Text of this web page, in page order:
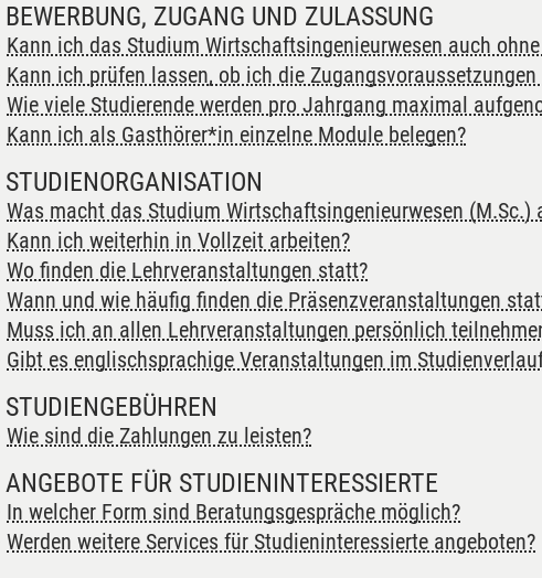
Digital Production Management
Digital Transformation Management
Governance & Human Rights
Performance Leadership
Sozialmanagement
Sustainability Management
Sustainable Chemistry
Tax Law - Steuerrecht
Wirtschaftsforensik
Wirtschaftsingenieurwesen
BEWERBUNG, ZUGANG UND ZULASSUNG
Kann ich das Studium Wirtschaftsingenieurwesen auch
Kann ich prüfen lassen, ob ich die Zugangsvoraussetzungen
Wie viele Studierende werden pro Jahrgang maximal
Kann ich als Gasthörer*in einzelne Module belegen?
STUDIENORGANISATION
Was macht das Studium Wirtschaftsingenieurwesen (M.Sc.)
Kann ich weiterhin in Vollzeit arbeiten?
Wo finden die Lehrveranstaltungen statt?
Wann und wie häufig finden die Präsenzveranstaltungen
Muss ich an allen Lehrveranstaltungen persönlich
Gibt es englischsprachige Veranstaltungen im
STUDIENGEBÜHREN
Wie sind die Zahlungen zu leisten?
ANGEBOTE FÜR STUDIENINTERESSIERTE
In welcher Form sind Beratungsgespräche möglich?
Werden weitere Services für Studieninteressierte angeboten?